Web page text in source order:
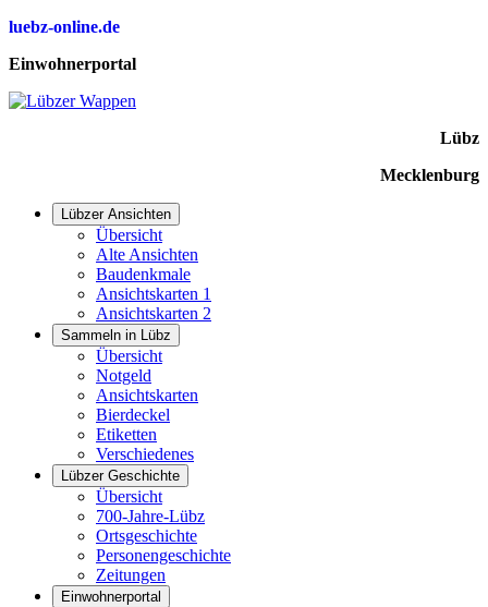
luebz-online.de
Einwohnerportal
Lübz
Mecklenburg
Lübzer Ansichten
Übersicht
Alte Ansichten
Baudenkmale
Ansichtskarten 1
Ansichtskarten 2
Sammeln in Lübz
Übersicht
Notgeld
Ansichtskarten
Bierdeckel
Etiketten
Verschiedenes
Lübzer Geschichte
Übersicht
700-Jahre-Lübz
Ortsgeschichte
Personengeschichte
Zeitungen
Einwohnerportal